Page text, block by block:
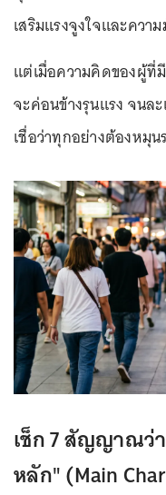
เสริมแรงจูงใจและควา
แต่เมื่อความคิดของผู้ที่
จะค่อนข้างรุนแรง จนล
เชื่อว่าทุกอย่างต้องหมุ
เช็ก 7 สัญญาณว่
หลัก" (Main